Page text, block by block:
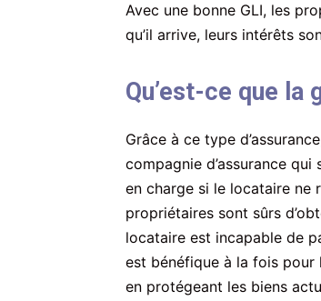
Avec une bonne GLI, les
qu’il arrive, leurs intérêts
Qu’est-ce que la
Grâce à ce type
compagnie d’assurance
en charge si le locataire ne
propriétaires sont sûrs
locataire est incapable de
est bénéfique à la fois
en protégeant les biens